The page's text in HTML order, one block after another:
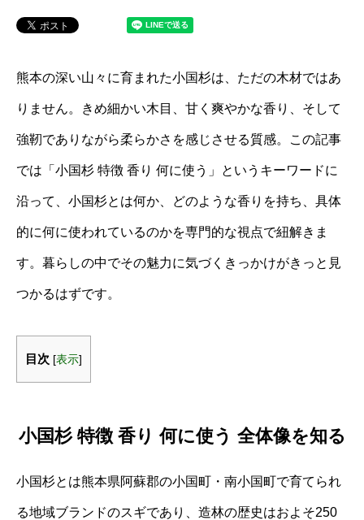
熊本の深い山々に育まれた小国杉は、ただの木材ではあ
りません。きめ細かい木目、甘く爽やかな香り、そして
強靭でありながら柔らかさを感じさせる質感。この記事
では「小国杉 特徴 香り 何に使う」というキーワードに
沿って、小国杉とは何か、どのような香りを持ち、具体
的に何に使われているのかを専門的な視点で紐解きま
す。暮らしの中でその魅力に気づくきっかけがきっと見
つかるはずです。
目次 [表示]
小国杉 特徴 香り 何に使う 全体像を知る
小国杉とは熊本県阿蘇郡の小国町・南小国町で育てられ
る地域ブランドのスギであり、造林の歴史はおよそ250